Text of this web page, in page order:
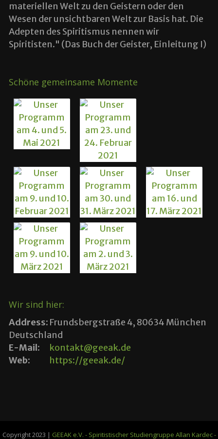
materiellen Welt zu den Geistern oder den
Wesen der unsichtbaren Welt zur Basis hat. Die
Adepten des Spiritismus nennen wir
Spiritisten." (Das Buch der Geister, Einleitung I)
Schöne gemeinsame Momente
Wir sind hier:
Address:Frundsbergstraße 4, 80634 München
Deutschland
E-Mail:
kontakt@geeak.de
Web:
https://geeak.de/
Copyright 2023 | GEEAK e.V. - Spiritistischer Studiengruppe Allan Kardec -